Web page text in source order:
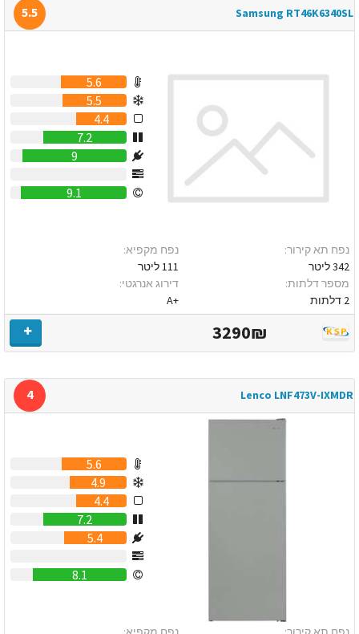
Samsung RT46K6340SL
5.5
5.6
5.5
4.4
7.2
9
9.1
נפח תא קירור:
342 ליטר
מספר דלתות:
2 דלתות
נפח מקפיא:
111 ליטר
דירוג אנרגטי:
+A
3290₪
Lenco LNF473V-IXMDR
4
5.6
4.9
4.4
7.2
5.4
8.1